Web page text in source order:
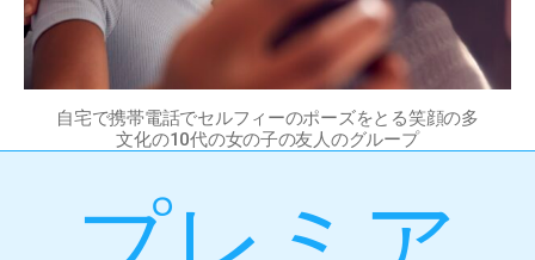
自宅で携帯電話でセルフィーのポーズをとる笑顔の多
文化の10代の女の子の友人のグループ